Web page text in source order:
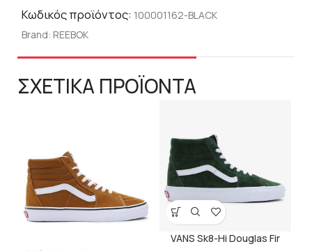
Κωδικός προϊόντος: 100001162-BLACK
Brand: REEBOK
ΣΧΕΤΙΚΑ ΠΡΟΪΟΝΤΑ
VANS Sk8-Hi Douglas Fir